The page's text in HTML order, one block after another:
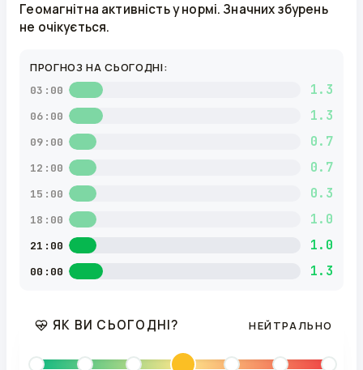
Геомагнітна активність у нормі. Значних збурень
не очікується.
ПРОГНОЗ НА СЬОГОДНІ:
03:00 1.3
06:00 1.3
09:00 0.7
12:00 0.7
15:00 0.3
18:00 1.0
21:00 1.0
00:00 1.3
ЯК ВИ СЬОГОДНІ? НЕЙТРАЛЬНО